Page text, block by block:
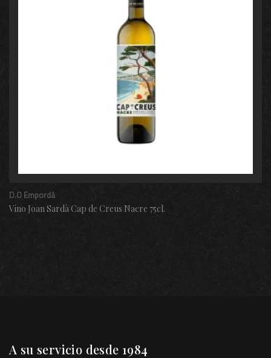
D.O Empordá
Vino Joan Sardà Cap de Creus Nacre 75cl.
A su servicio desde 1984